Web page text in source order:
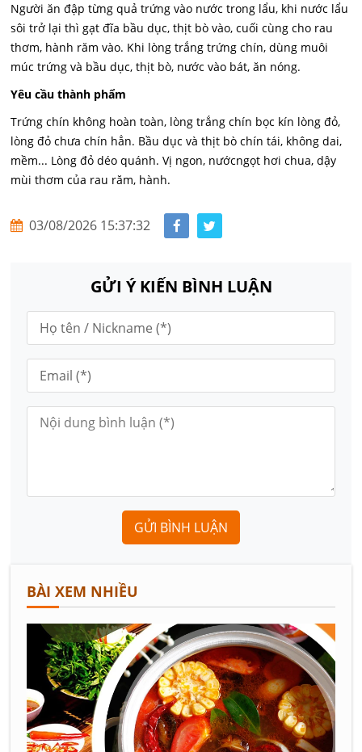
Người ăn đập từng quả trứng vào nước trong lẩu, khi nước lẩu
sôi trở lại thì gạt đĩa bầu dục, thịt bò vào, cuối cùng cho rau
thơm, hành răm vào. Khi lòng trắng trứng chín, dùng muôi
múc trứng và bầu dục, thịt bò, nước vào bát, ăn nóng.
Yêu cầu thành phẩm
Trứng chín không hoàn toàn, lòng trắng chín bọc kín lòng đỏ,
lòng đỏ chưa chín hẳn. Bầu dục và thịt bò chín tái, không dai,
mềm... Lòng đỏ déo quánh. Vị ngon, nướcngọt hơi chua, dậy
mùi thơm của rau răm, hành.
03/08/2026 15:37:32
GỬI Ý KIẾN BÌNH LUẬN
GỬI BÌNH LUẬN
BÀI XEM NHIỀU